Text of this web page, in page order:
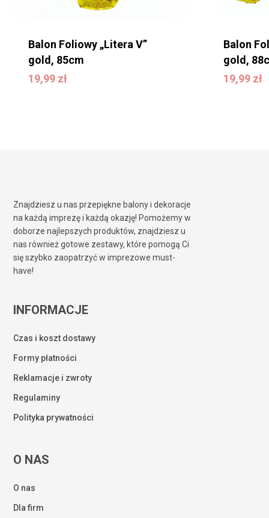
Balon Foliowy „Litera V”
gold, 85cm
19,99 zł
19,99zł
Balon
gold,
19,99 zł
19,99zł
Znajdziesz u nas przepiękne balony i dekoracje
na każdą imprezę i każdą okazję! Pomożemy w
doborze najlepszych produktów, znajdziesz u
nas również gotowe zestawy, które pomogą Ci
się szybko zaopatrzyć w imprezowe must-
have!
INFORMACJE
Czas i koszt dostawy
Formy płatności
Reklamacje i zwroty
Regulaminy
Polityka prywatności
O NAS
O nas
Dla firm